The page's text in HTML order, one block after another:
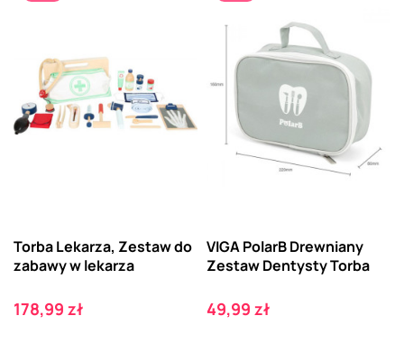
Torba Lekarza, Zestaw do
zabawy w lekarza
Cena
178,99 zł
VIGA PolarB Drewniany
Zestaw Dentysty Torba
Cena
49,99 zł